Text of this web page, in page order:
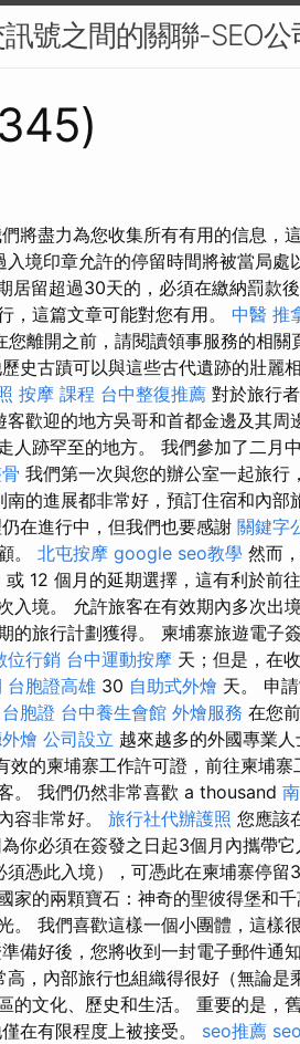
號之間的關聯-SEO公
將盡力為您收集所有有用的信息，
入境印章允許的停留時間將被當局處
居留超過30天的，必須在繳納罰款
，這篇文章可能對您有用。 中醫 推
您離開之前，請閱讀領事服務的相
史古蹟可以與這些古代遺跡的壯麗
按摩 課程 台中整復推薦 對於旅行
客歡迎的地方吳哥和首都金邊及其周
人跡罕至的地方。 我們參加了二月
我們第一次與您的辦公室一起旅行
的進展都非常好，預訂住宿和內部
在進行中，但我們也要感謝 關鍵字
。 北屯按摩 google seo教學 然而
12 個月的延期選擇，這有利於前
入境。 允許旅客在有效期內多次出
的旅行計劃獲得。 柬埔寨旅遊電子
位行銷 台中運動按摩 天；但是，在
台胞證高雄 30 自助式外燴 天。 申
台胞證 台中養生會館 外燴服務 在您
燴 公司設立 越來越多的外國專業
效的柬埔寨工作許可證，前往柬埔
。 我們仍然非常喜歡 a thousand
容非常好。 旅行社代辦護照 您應該
你必須在簽發之日起3個月內攜帶它
須憑此入境），可憑此在柬埔寨停留
家的兩顆寶石：神奇的聖彼得堡和
。 我們喜歡這樣一個小團體，這樣
備好後，您將收到一封電子郵件通
高，內部旅行也組織得很好（無論是
的文化、歷史和生活。 重要的是，
在有限程度上被接受。 seo推薦